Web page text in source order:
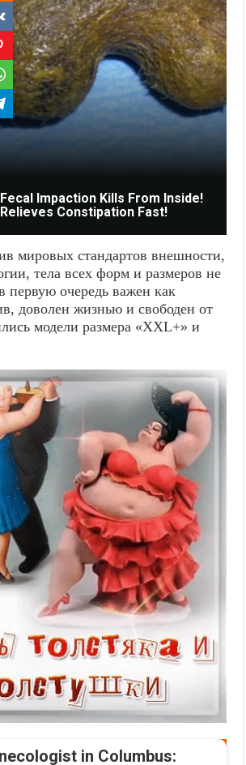
Fecal Impaction Kills From Inside!
Relieves Constipation Fast!
мировых стандартов внешности,
тела всех форм и размеров не
первую очередь важен как
доволен жизнью и свободен от
модели размера «XXL+» и
in Columbus: